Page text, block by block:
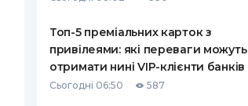
Топ-5 преміальних карток з
привілеями: які переваги можуть
отримати нині VIP-клієнти банків
Сьогодні 06:50 587